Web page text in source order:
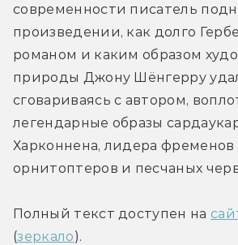
современности писатель
произведении, как долго
романом и каким образом
природы Джону Шёнгерру
сговариваясь с автором,
легендарные образы
Харконнена, лидера фременов
орнитоптеров и песчаных
Полный текст доступен на
(зеркало).